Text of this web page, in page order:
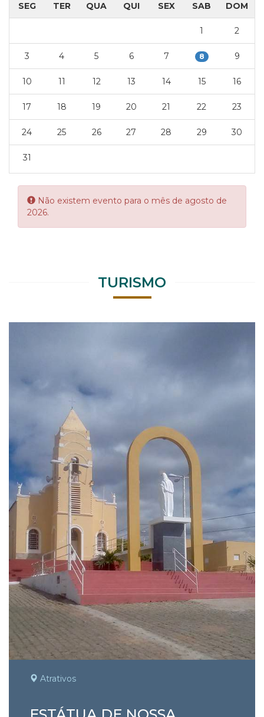
SEG TER QUA QUI SEX SAB DOM
1 2
3 4 5 6 7 8 9
10 11 12 13 14 15 16
17 18 19 20 21 22 23
24 25 26 27 28 29 30
31
Error:
Não existem evento para o mês de agosto de
2026.
TURISMO
Atrativos